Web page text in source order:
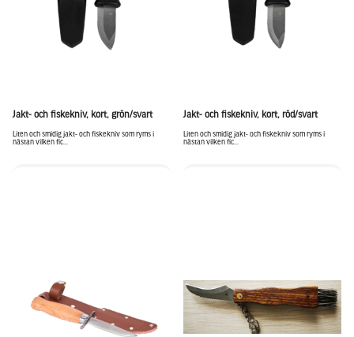
Jakt- och fiskekniv, kort, grön/svart
Liten och smidig jakt- och fiskekniv som ryms i
nästan vilken fic...
Jakt- och fiskekniv, kort, röd/svart
Liten och smidig jakt- och fiskekniv som ryms i
nästan vilken fic...